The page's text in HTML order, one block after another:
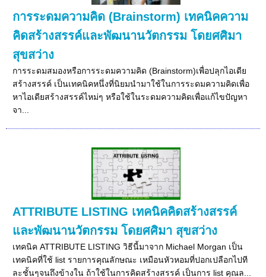
การระดมความคิด (Brainstorm) เทคนิคความ
คิดสร้างสรรค์และพัฒนานวัตกรรม โดยศศิมา
สุขสว่าง
การระดมสมองหรือการระดมความคิด (Brainstorm)เพื่อปลุกไอเดีย
สร้างสรรค์ เป็นเทคนิคหนึ่งที่นิยมนำมาใช้ในการระดมความคิดเพื่อ
หาไอเดียสร้างสรรค์ไหม่ๆ หรือใช้ในระดมความคิดเพื่อแก้ไขปัญหา
จา...
ATTRIBUTE LISTING เทคนิคคิดสร้างสรรค์
และพัฒนานวัตกรรม โดยศศิมา สุขสว่าง
เทคนิค ATTRIBUTE LISTING วิธีนี้มาจาก Michael Morgan เป็น
เทคนิคที่ใช้ list รายการคุณลักษณะ เหมือนหัวหอมที่ปอกเปลือกไปที
ละชั้นๆจนถึงข้างใน ถ้าใช้ในการคิดสร้างสรรค์ เป็นการ list คุณล...